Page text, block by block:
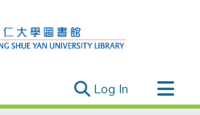
Log In (current)